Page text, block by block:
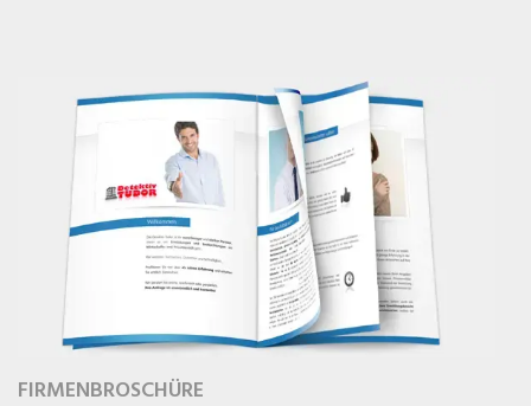
FIRMENBROSCHÜRE